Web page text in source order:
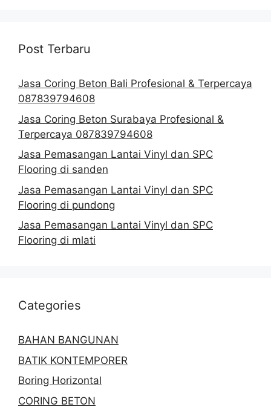
Post Terbaru
Jasa Coring Beton Bali Profesional & Terpercaya
087839794608
Jasa Coring Beton Surabaya Profesional &
Terpercaya 087839794608
Jasa Pemasangan Lantai Vinyl dan SPC
Flooring di sanden
Jasa Pemasangan Lantai Vinyl dan SPC
Flooring di pundong
Jasa Pemasangan Lantai Vinyl dan SPC
Flooring di mlati
Categories
BAHAN BANGUNAN
BATIK KONTEMPORER
Boring Horizontal
CORING BETON